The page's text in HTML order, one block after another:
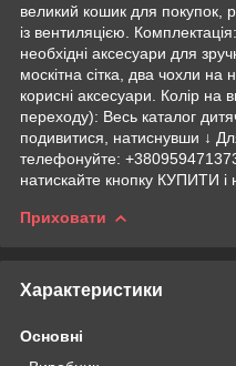
великий кошик для покупок,
із вентиляцією.
необхідні аксесуари для
москітна сітка, два чохли на
корисні аксесуари. Колір на
переходу): Весь каталог
подивитися, натиснувши ↓
телефонуйте:
натискайте кнопку КУПИТИ
Приховати
Характеристики
Основні